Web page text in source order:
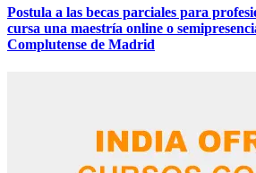
Postula a las becas parciales para
cursa una maestría online o
Complutense de Madrid